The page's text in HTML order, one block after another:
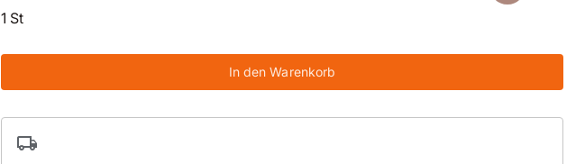
1 St
In den Warenkorb